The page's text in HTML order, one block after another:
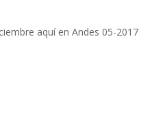
aquí en Andes 05-2017